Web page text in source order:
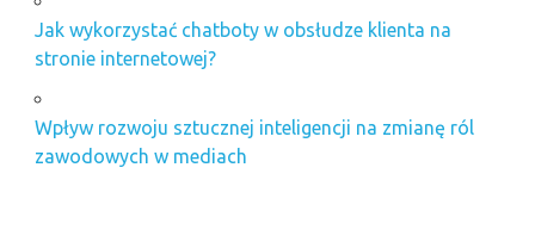
Jak wykorzystać chatboty w obsłudze klienta na
stronie internetowej?
Wpływ rozwoju sztucznej inteligencji na zmianę ról
zawodowych w mediach